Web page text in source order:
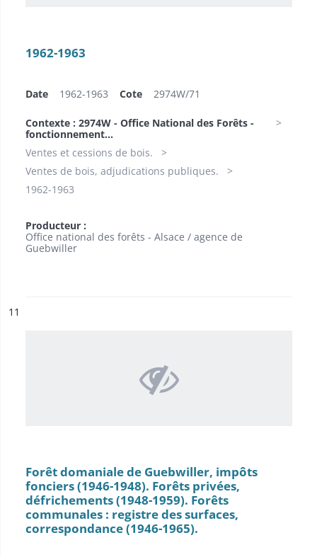
1962-1963
Date 1962-1963 Cote 2974W/71
Contexte : 2974W - Office National des Forêts -
fonctionnement...
Ventes et cessions de bois.
Ventes de bois, adjudications publiques.
1962-1963
Producteur :
Office national des forêts - Alsace / agence de
Guebwiller
n°
11
Forêt domaniale de Guebwiller, impôts
fonciers (1946-1948). Forêts privées,
défrichements (1948-1959). Forêts
communales : registre des surfaces,
correspondance (1946-1965).